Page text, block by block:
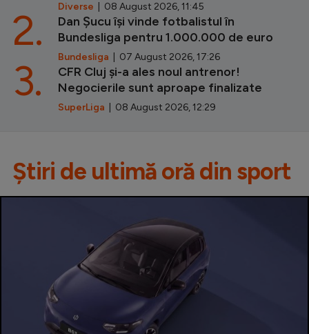
Diverse | 08 August 2026, 11:45
Dan Șucu își vinde fotbalistul în
Bundesliga pentru 1.000.000 de euro
Bundesliga | 07 August 2026, 17:26
2.
CFR Cluj și-a ales noul antrenor!
Negocierile sunt aproape finalizate
SuperLiga | 08 August 2026, 12:29
3.
Știri de ultimă oră din sport